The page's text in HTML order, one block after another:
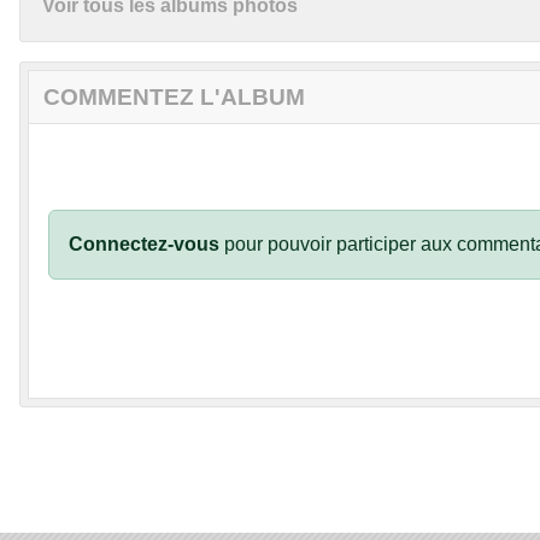
Voir tous les albums photos
COMMENTEZ L'ALBUM
Connectez-vous pour pouvoir participer aux